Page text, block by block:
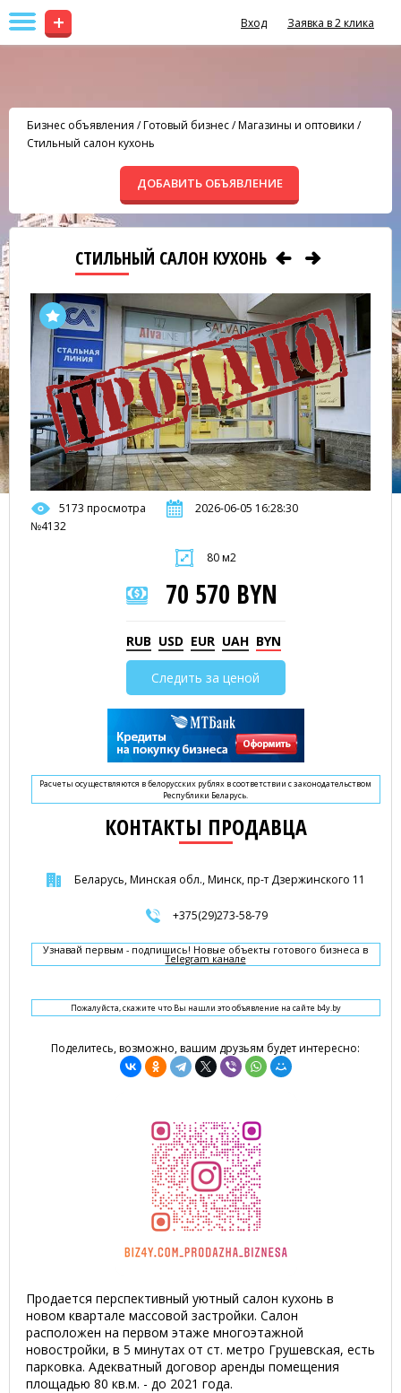
+ Вход Заявка в 2 клика
Бизнес объявления /Готовый бизнес/Магазины и оптовики /
Стильный салон кухонь
ДОБАВИТЬ ОБЪЯВЛЕНИЕ
СТИЛЬНЫЙ САЛОН КУХОНЬ
5173 просмотра
2026-06-05 16:28:30
№4132
80 м2
70 570 BYN
RUB USD EUR UAH BYN
Следить за ценой
Расчеты осуществляются в белорусских рублях в соответствии с законодательством
Республики Беларусь.
КОНТАКТЫ ПРОДАВЦА
Беларусь, Минская обл., Минск, пр-т Дзержинского 11
+375(29)273-58-79
Узнавай первым - подпишись! Новые объекты готового бизнеса в
Telegram канале
Пожалуйста, скажите что Вы нашли это объявление на сайте b4y.by
Поделитесь, возможно, вашим друзьям будет интересно:
Продается перспективный уютный салон кухонь в
новом квартале массовой застройки. Салон
расположен на первом этаже многоэтажной
новостройки, в 5 минутах от ст. метро Грушевская, есть
парковка. Адекватный договор аренды помещения
площадью 80 кв.м. - до 2021 года.